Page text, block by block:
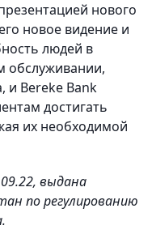
нового
новое видение и
людей в
обслуживании,
и Bereke Bank
достигать
их необходимой
выдана
по регулированию